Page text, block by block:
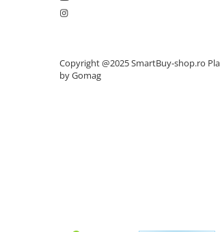
Copyright @2025 SmartBuy-shop.ro
by Gomag